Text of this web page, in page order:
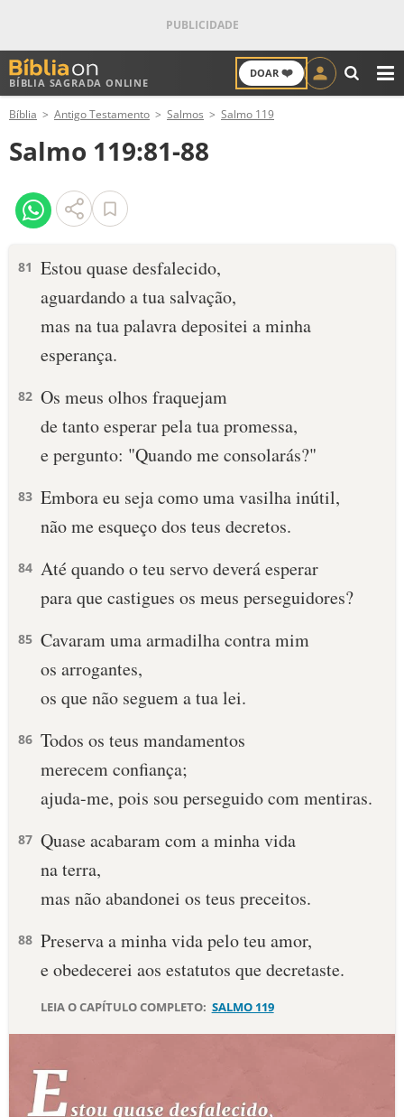
BÍBLIA SAGRADA ONLINE
DOAR ❤️
ANTIGO TESTAMENTO
NOVO TESTAMENTO
VERSÍCULOS
PALAVRA DO DIA
DEVOCIONAL DIÁRIO
10 MANDAMENTOS
ESBOÇOS DE PREGAÇÃO
TEMAS
TERMO BÍBLICO JOGOS
Bíblia Antigo Testamento Salmos Salmo 119
Salmo 119:81-88
81 Estou quase desfalecido,
aguardando a tua salvação,
mas na tua palavra depositei a minha
esperança.
82 Os meus olhos fraquejam
de tanto esperar pela tua promessa,
e pergunto: "Quando me consolarás?"
83 Embora eu seja como uma vasilha inútil,
não me esqueço dos teus decretos.
84 Até quando o teu servo deverá esperar
para que castigues os meus perseguidores?
85 Cavaram uma armadilha contra mim
os arrogantes,
os que não seguem a tua lei.
86 Todos os teus mandamentos
merecem confiança;
ajuda-me, pois sou perseguido com mentiras.
87 Quase acabaram com a minha vida
na terra,
mas não abandonei os teus preceitos.
88 Preserva a minha vida pelo teu amor,
e obedecerei aos estatutos que decretaste.
LEIA O CAPÍTULO COMPLETO: SALMO 119